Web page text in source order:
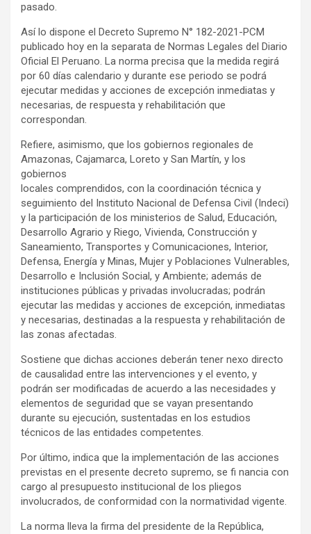
pasado.
Así lo dispone el Decreto Supremo N° 182-2021-PCM
publicado hoy en la separata de Normas Legales del Diario
Oficial El Peruano. La norma precisa que la medida regirá
por 60 días calendario y durante ese periodo se podrá
ejecutar medidas y acciones de excepción inmediatas y
necesarias, de respuesta y rehabilitación que
correspondan.
Refiere, asimismo, que los gobiernos regionales de
Amazonas, Cajamarca, Loreto y San Martín, y los
gobiernos
locales comprendidos, con la coordinación técnica y
seguimiento del Instituto Nacional de Defensa Civil (Indeci)
y la participación de los ministerios de Salud, Educación,
Desarrollo Agrario y Riego, Vivienda, Construcción y
Saneamiento, Transportes y Comunicaciones, Interior,
Defensa, Energía y Minas, Mujer y Poblaciones Vulnerables,
Desarrollo e Inclusión Social, y Ambiente; además de
instituciones públicas y privadas involucradas; podrán
ejecutar las medidas y acciones de excepción, inmediatas
y necesarias, destinadas a la respuesta y rehabilitación de
las zonas afectadas.
Sostiene que dichas acciones deberán tener nexo directo
de causalidad entre las intervenciones y el evento, y
podrán ser modificadas de acuerdo a las necesidades y
elementos de seguridad que se vayan presentando
durante su ejecución, sustentadas en los estudios
técnicos de las entidades competentes.
Por último, indica que la implementación de las acciones
previstas en el presente decreto supremo, se fi nancia con
cargo al presupuesto institucional de los pliegos
involucrados, de conformidad con la normatividad vigente.
La norma lleva la firma del presidente de la República,